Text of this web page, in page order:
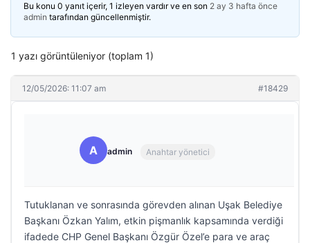
Bu konu 0 yanıt içerir, 1 izleyen vardır ve en son 2 ay 3 hafta önce
admin tarafından güncellenmiştir.
1 yazı görüntüleniyor (toplam 1)
12/05/2026: 11:07 am #18429
A admin Anahtar yönetici
Tutuklanan ve sonrasında görevden alınan Uşak Belediye
Başkanı Özkan Yalım, etkin pişmanlık kapsamında verdiği
ifadede CHP Genel Başkanı Özgür Özel’e para ve araç